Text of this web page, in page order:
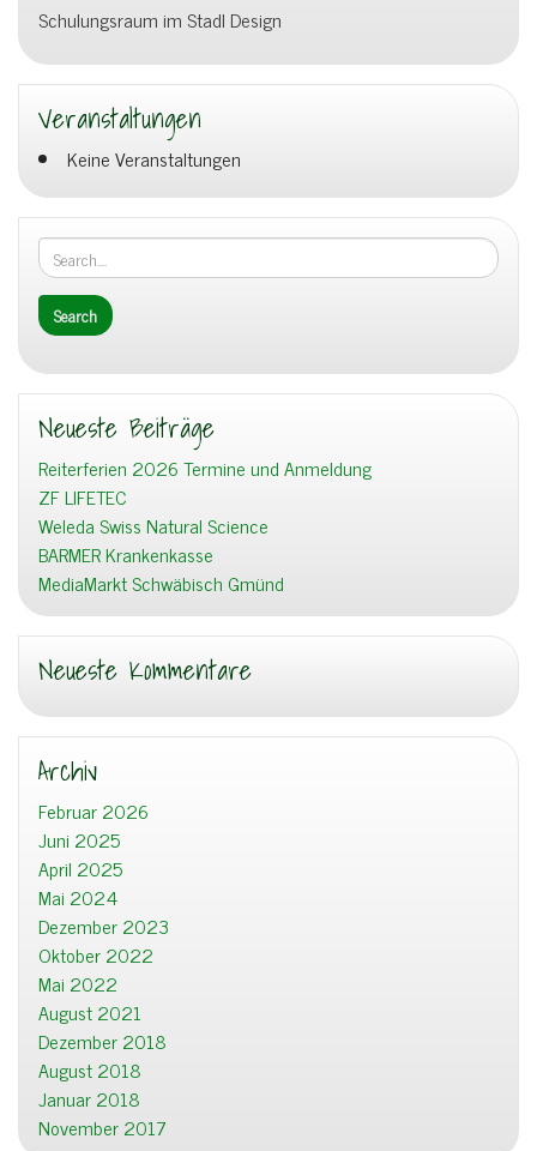
Schulungsraum im Stadl Design
Veranstaltungen
Keine Veranstaltungen
Neueste Beiträge
Reiterferien 2026 Termine und Anmeldung
ZF LIFETEC
Weleda Swiss Natural Science
BARMER Krankenkasse
MediaMarkt Schwäbisch Gmünd
Neueste Kommentare
Archiv
Februar 2026
Juni 2025
April 2025
Mai 2024
Dezember 2023
Oktober 2022
Mai 2022
August 2021
Dezember 2018
August 2018
Januar 2018
November 2017